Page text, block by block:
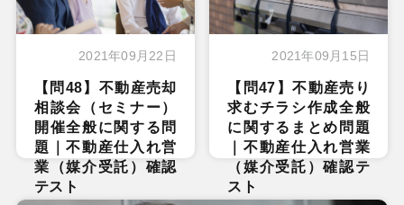
2021年09月22日
【問48】不動産売却
相談会（セミナー）
開催全般に関する問
題｜不動産仕入れ営
業（媒介受託）確認
テスト
2021年09月15日
【問47】不動産売り
求むチラシ作成全般
に関するまとめ問題
｜不動産仕入れ営業
（媒介受託）確認テ
スト